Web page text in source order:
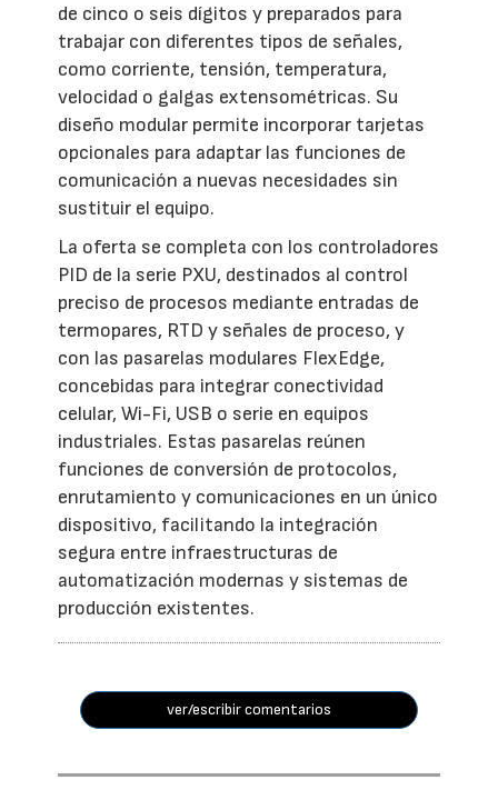
de cinco o seis dígitos y preparados para
trabajar con diferentes tipos de señales,
como corriente, tensión, temperatura,
velocidad o galgas extensométricas. Su
diseño modular permite incorporar tarjetas
opcionales para adaptar las funciones de
comunicación a nuevas necesidades sin
sustituir el equipo.
La oferta se completa con los controladores
PID de la serie PXU, destinados al control
preciso de procesos mediante entradas de
termopares, RTD y señales de proceso, y
con las pasarelas modulares FlexEdge,
concebidas para integrar conectividad
celular, Wi-Fi, USB o serie en equipos
industriales. Estas pasarelas reúnen
funciones de conversión de protocolos,
enrutamiento y comunicaciones en un único
dispositivo, facilitando la integración
segura entre infraestructuras de
automatización modernas y sistemas de
producción existentes.
ver/escribir comentarios